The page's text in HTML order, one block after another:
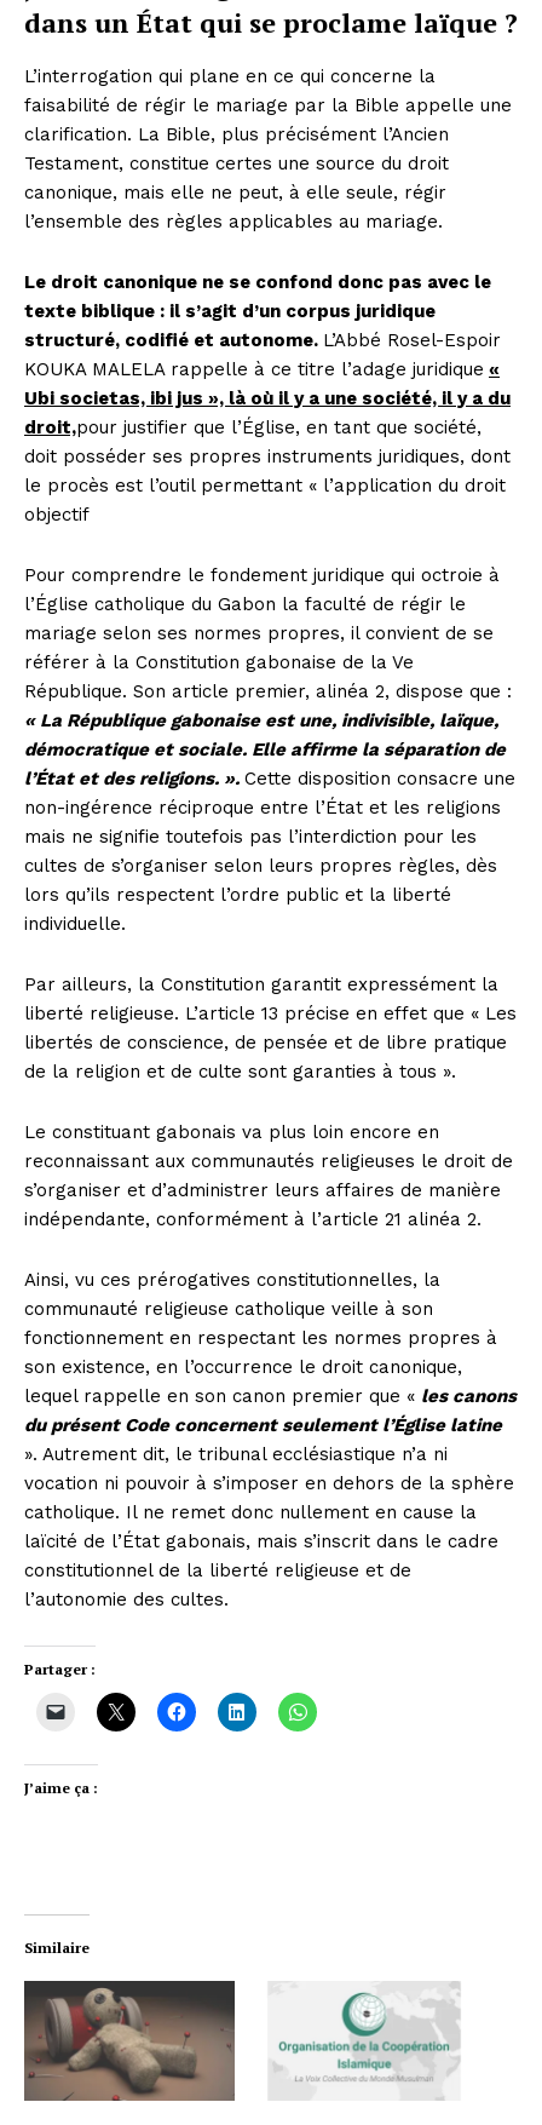
dans un État qui se proclame laïque ?
L’interrogation qui plane en ce qui concerne la
faisabilité de régir le mariage par la Bible appelle une
clarification. La Bible, plus précisément l’Ancien
Testament, constitue certes une source du droit
canonique, mais elle ne peut, à elle seule, régir
l’ensemble des règles applicables au mariage.
Le droit canonique ne se confond donc pas avec le
texte biblique : il s’agit d’un corpus juridique
structuré, codifié et autonome. L’Abbé Rosel-Espoir
KOUKA MALELA rappelle à ce titre l’adage juridique «
Ubi societas, ibi jus », là où il y a une société, il y a du
droit,pour justifier que l’Église, en tant que société,
doit posséder ses propres instruments juridiques, dont
le procès est l’outil permettant « l’application du droit
objectif
Pour comprendre le fondement juridique qui octroie à
l’Église catholique du Gabon la faculté de régir le
mariage selon ses normes propres, il convient de se
référer à la Constitution gabonaise de la Ve
République. Son article premier, alinéa 2, dispose que :
« La République gabonaise est une, indivisible, laïque,
démocratique et sociale. Elle affirme la séparation de
l’État et des religions. ». Cette disposition consacre une
non-ingérence réciproque entre l’État et les religions
mais ne signifie toutefois pas l’interdiction pour les
cultes de s’organiser selon leurs propres règles, dès
lors qu’ils respectent l’ordre public et la liberté
individuelle.
Par ailleurs, la Constitution garantit expressément la
liberté religieuse. L’article 13 précise en effet que « Les
libertés de conscience, de pensée et de libre pratique
de la religion et de culte sont garanties à tous ».
Le constituant gabonais va plus loin encore en
reconnaissant aux communautés religieuses le droit de
s’organiser et d’administrer leurs affaires de manière
indépendante, conformément à l’article 21 alinéa 2.
Ainsi, vu ces prérogatives constitutionnelles, la
communauté religieuse catholique veille à son
fonctionnement en respectant les normes propres à
son existence, en l’occurrence le droit canonique,
lequel rappelle en son canon premier que « les canons
du présent Code concernent seulement l’Église latine
». Autrement dit, le tribunal ecclésiastique n’a ni
vocation ni pouvoir à s’imposer en dehors de la sphère
catholique. Il ne remet donc nullement en cause la
laïcité de l’État gabonais, mais s’inscrit dans le cadre
constitutionnel de la liberté religieuse et de
l’autonomie des cultes.
Partager :
J’aime ça :
Similaire